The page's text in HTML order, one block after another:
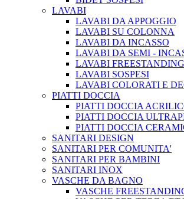
LAVABI
LAVABI DA APPOGGIO
LAVABI SU COLONNA
LAVABI DA INCASSO
LAVABI DA SEMI -
LAVABI FREESTANDING
LAVABI SOSPESI
LAVABI COLORATI E
PIATTI DOCCIA
PIATTI DOCCIA
PIATTI DOCCIA
PIATTI DOCCIA
SANITARI DESIGN
SANITARI PER COMUNITA'
SANITARI PER BAMBINI
SANITARI INOX
VASCHE DA BAGNO
VASCHE